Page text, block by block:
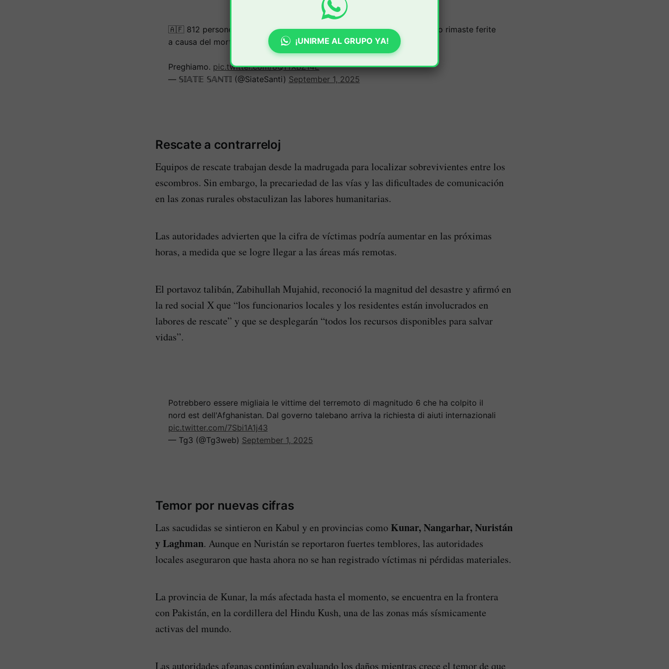
🇦🇫 812 persone sono morte, centinaia sono disperse e oltre 2000 sono rimaste ferite
a causa del mortale terremoto nell'Afghanistan orientale.
Preghiamo. pic.twitter.com/8QYfXBZ14E
— 𝕊𝕀𝔸𝕋𝔼 𝕊𝔸ℕ𝕋𝕀 (@SiateSanti) September 1, 2025
Rescate a contrarreloj
Equipos de rescate trabajan desde la madrugada para localizar sobrevivientes entre los
escombros. Sin embargo, la precariedad de las vías y las dificultades de comunicación
en las zonas rurales obstaculizan las labores humanitarias.
Las autoridades advierten que la cifra de víctimas podría aumentar en las próximas
horas, a medida que se logre llegar a las áreas más remotas.
El portavoz talibán, Zabihullah Mujahid, reconoció la magnitud del desastre y afirmó en
la red social X que “los funcionarios locales y los residentes están involucrados en
labores de rescate” y que se desplegarán “todos los recursos disponibles para salvar
vidas”.
Potrebbero essere migliaia le vittime del terremoto di magnitudo 6 che ha colpito il
nord est dell'Afghanistan. Dal governo talebano arriva la richiesta di aiuti internazionali
pic.twitter.com/7Sbi1A1j43
— Tg3 (@Tg3web) September 1, 2025
Temor por nuevas cifras
Las sacudidas se sintieron en Kabul y en provincias como Kunar, Nangarhar, Nuristán
y Laghman. Aunque en Nuristán se reportaron fuertes temblores, las autoridades
locales aseguraron que hasta ahora no se han registrado víctimas ni pérdidas materiales.
La provincia de Kunar, la más afectada hasta el momento, se encuentra en la frontera
con Pakistán, en la cordillera del Hindu Kush, una de las zonas más sísmicamente
activas del mundo.
Las autoridades afganas continúan evaluando los daños mientras crece el temor de que
¡UNIRME AL GRUPO YA!